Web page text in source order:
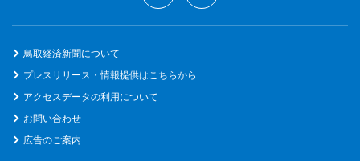
鳥取経済新聞について
プレスリリース・情報提供はこちらから
アクセスデータの利用について
お問い合わせ
広告のご案内